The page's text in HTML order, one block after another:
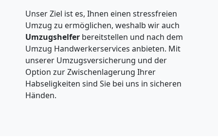
Unser Ziel ist es, Ihnen einen stressfreien
Umzug zu ermöglichen, weshalb wir auch
Umzugshelfer bereitstellen und nach dem
Umzug Handwerkerservices anbieten. Mit
unserer Umzugsversicherung und der
Option zur Zwischenlagerung Ihrer
Habseligkeiten sind Sie bei uns in sicheren
Händen.